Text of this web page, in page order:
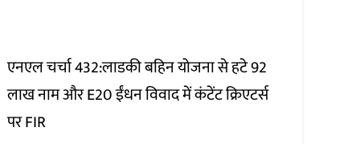
एनएल चर्चा 432:लाडकी बहिन योजना से हटे 92
लाख नाम और E20 ईंधन विवाद में कंटेंट क्रिएटर्स
पर FIR